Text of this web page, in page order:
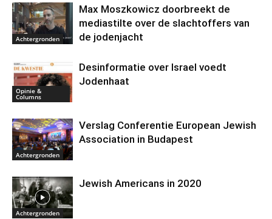
Achtergronden
Max Moszkowicz doorbreekt de
mediastilte over de slachtoffers van
de jodenjacht
Opinie &
Columns
Desinformatie over Israel voedt
Jodenhaat
Achtergronden
Verslag Conferentie European Jewish
Association in Budapest
Achtergronden
Jewish Americans in 2020